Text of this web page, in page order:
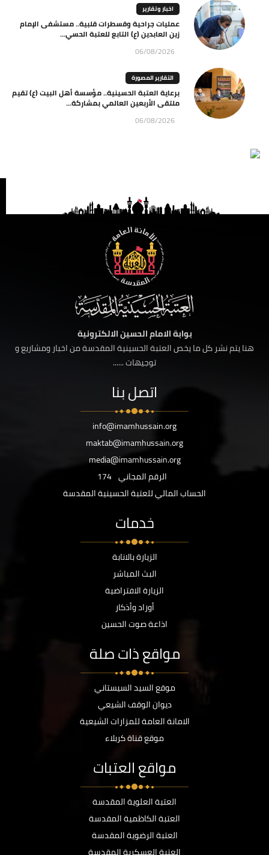
اخبار وتقارير
عمليات جراحية وقسطرات قلبية.. مستشفى الإمام
زين العابدين (ع) التابع للعتبة الحسي...
06/08/2026
التقارير المصورة
برعاية العتبة الحسينية.. مؤسسة أهل البيت (ع) تقيم
ملتقى الأربعين العالمي بمشاركة...
06/08/2026
بوابة الامام الحسين الالكترونية
هنا يتم نشر كل ما يخص العتبة الحسينية المقدسة من اخبار ومشاريع و
توجيهات ......
اتصل بنا
info@imamhussain.org
maktab@imamhussain.org
media@imamhussain.org
الرقم المجاني 174
الحساب المالي للعتبة الحسينية المقدسة
خدمات
الزيارة بالانابة
البث المباشر
الزيارة الافتراضية
أوراد وأذكار
اذاعة صوت الحسين
مواقع ذات صلة
موقع السيد السيستاني
ديوان الوقف الشيعي
الامانة العامة للمزارات الشيعية
موقع قناة كربلاء
مواقع العتبات
العتبة العلوية المقدسة
العتبة الكاظمية المقدسة
العتبة الرضوية المقدسة